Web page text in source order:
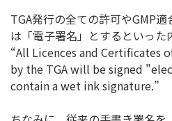
TGA発行の全ての許可やGMP
は「電子署名」とするといった
“All Licences and Certificates
by the TGA will be signed
contain a wet ink signature.”